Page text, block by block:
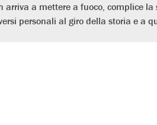
arriva a mettere a fuoco, complice
personali al giro della storia e a